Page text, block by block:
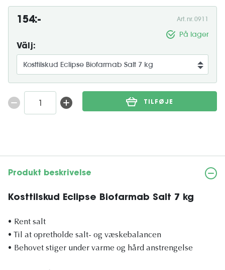
154:- Art. nr. 0911
På lager
Välj:
TILFØJE
Produkt beskrivelse
Kosttilskud Eclipse Biofarmab Salt 7 kg
• Rent salt
• Til at opretholde salt- og væskebalancen
• Behovet stiger under varme og hård anstrengelse